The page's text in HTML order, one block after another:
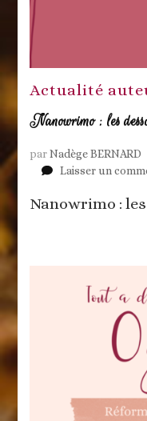
Actualité
Nanowrimo : les
parNadège BERNARD
Laisser un
Nanowrimo :